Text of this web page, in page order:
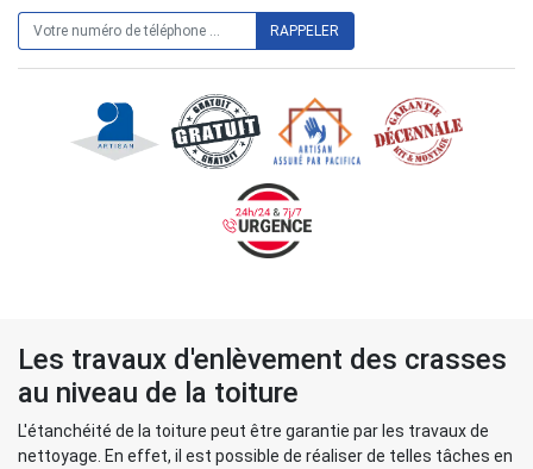
Les travaux d'enlèvement des crasses
au niveau de la toiture
L'étanchéité de la toiture peut être garantie par les travaux de
nettoyage. En effet, il est possible de réaliser de telles tâches en